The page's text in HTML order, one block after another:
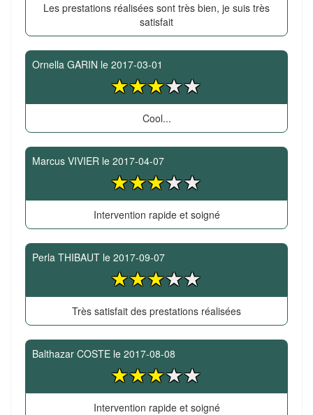
Les prestations réalisées sont très bien, je suis très
satisfait
Ornella GARIN le 2017-03-01
Cool...
Marcus VIVIER le 2017-04-07
Intervention rapide et soigné
Perla THIBAUT le 2017-09-07
Très satisfait des prestations réalisées
Balthazar COSTE le 2017-08-08
Intervention rapide et soigné